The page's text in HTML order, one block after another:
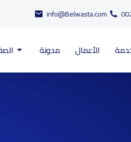
info@Belwasta.com
الأعمال مدونة